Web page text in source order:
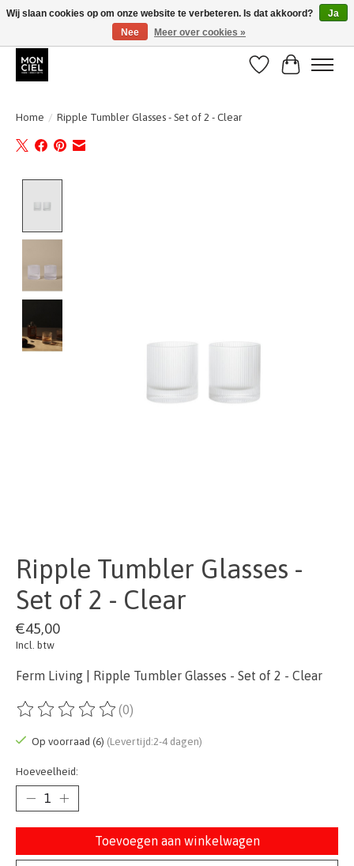
BE + NL : GRATIS VERZENDING van 31/07 t;e.m. 17/8
Verlanglijst
Home / Ripple Tumbler Glasses - Set of 2 - Clear
Ripple Tumbler Glasses -
Set of 2 - Clear
€45,00
Incl. btw
Ferm Living | Ripple Tumbler Glasses - Set of 2 - Clear
De beoordeling van dit product is
(0)
Op voorraad (6) (Levertijd:2-4 dagen)
Hoeveelheid:
Toevoegen aan winkelwagen
Wij slaan cookies op om onze website te verbeteren. Is dat akkoord?
Ja
Nee
Meer over cookies »